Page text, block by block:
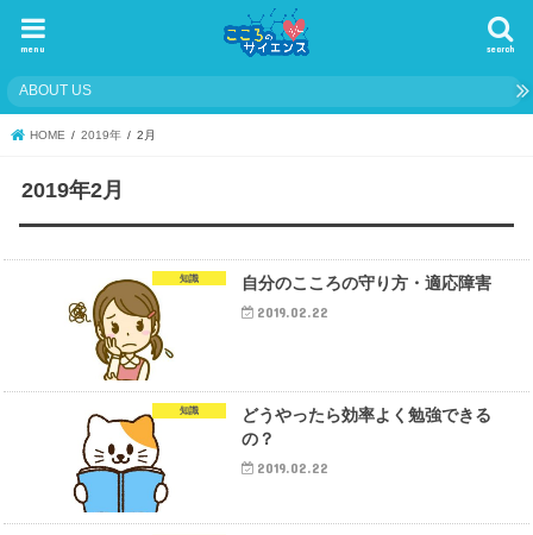
search
menu
ABOUT US
HOME 2019年 2月
2019年2月
知識 自分のこころの守り方・適応障害
2019.02.22
知識
どうやったら効率よく勉強できる
の？
2019.02.22